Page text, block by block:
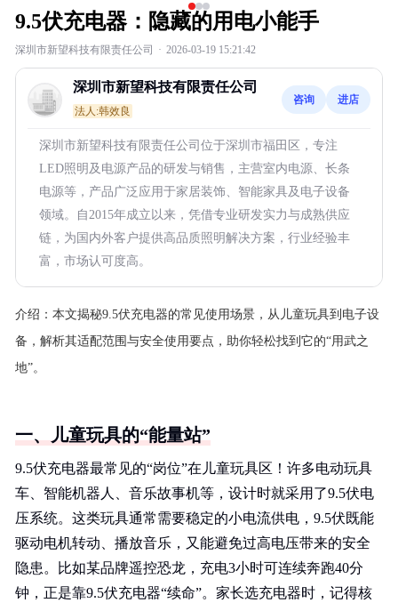
9.5伏充电器：隐藏的用电小能手
深圳市新望科技有限责任公司 · 2026-03-19 15:21:42
深圳市新望科技有限责任公司
法人:韩效良
咨询 进店
深圳市新望科技有限责任公司位于深圳市福田区，专注
LED照明及电源产品的研发与销售，主营室内电源、长条
电源等，产品广泛应用于家居装饰、智能家具及电子设备
领域。自2015年成立以来，凭借专业研发实力与成熟供应
链，为国内外客户提供高品质照明解决方案，行业经验丰
富，市场认可度高。
介绍： 本文揭秘9.5伏充电器的常见使用场景，从儿童玩具到电子设
备，解析其适配范围与安全使用要点，助你轻松找到它的“用武之
地”。
一、儿童玩具的“能量站”
9.5伏充电器最常见的“岗位”在儿童玩具区！许多电动玩具
车、智能机器人、音乐故事机等，设计时就采用了9.5伏电
压系统。这类玩具通常需要稳定的小电流供电，9.5伏既能
驱动电机转动、播放音乐，又能避免过高电压带来的安全
隐患。比如某品牌遥控恐龙，充电3小时可连续奔跑40分
钟，正是靠9.5伏充电器“续命”。家长选充电器时，记得核